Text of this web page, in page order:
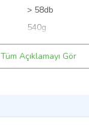
> 58db
540g
90Hz – 20kHz.
382mm x 56mm
Tüm Açıklamayı Gör